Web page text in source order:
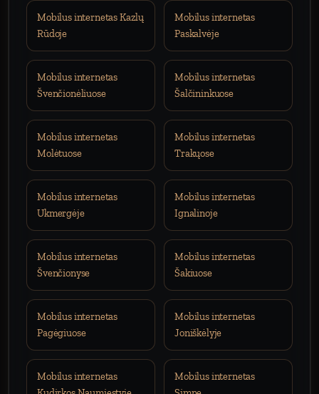
Mobilus internetas Kazlų
Rūdoje
Mobilus internetas
Paskalvėje
Mobilus internetas
Švenčionėliuose
Mobilus internetas
Šalčininkuose
Mobilus internetas
Molėtuose
Mobilus internetas
Trakųose
Mobilus internetas
Ukmergėje
Mobilus internetas
Ignalinoje
Mobilus internetas
Švenčionyse
Mobilus internetas
Šakiuose
Mobilus internetas
Pagėgiuose
Mobilus internetas
Joniškėlyje
Mobilus internetas
Mobilus internetas